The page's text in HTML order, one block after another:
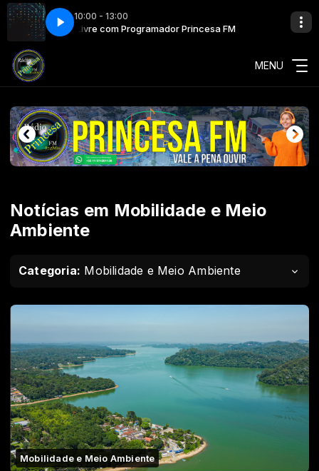
10:00 - 13:00
Tribuna Livre com Programador Princesa FM Tribuna Livre
MENU
Notícias em Mobilidade e Meio
Ambiente
Categoria: Mobilidade e Meio Ambiente
Mobilidade e Meio Ambiente